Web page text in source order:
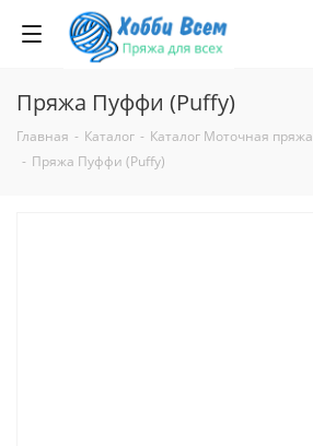
Пряжа Пуффи (Puffy)
Главная - Каталог - Каталог Моточная пряжа
- Пряжа Пуффи (Puffy)